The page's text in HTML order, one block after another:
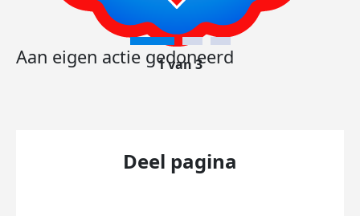
Aan eigen actie gedoneerd
1 van 3
Deel pagina